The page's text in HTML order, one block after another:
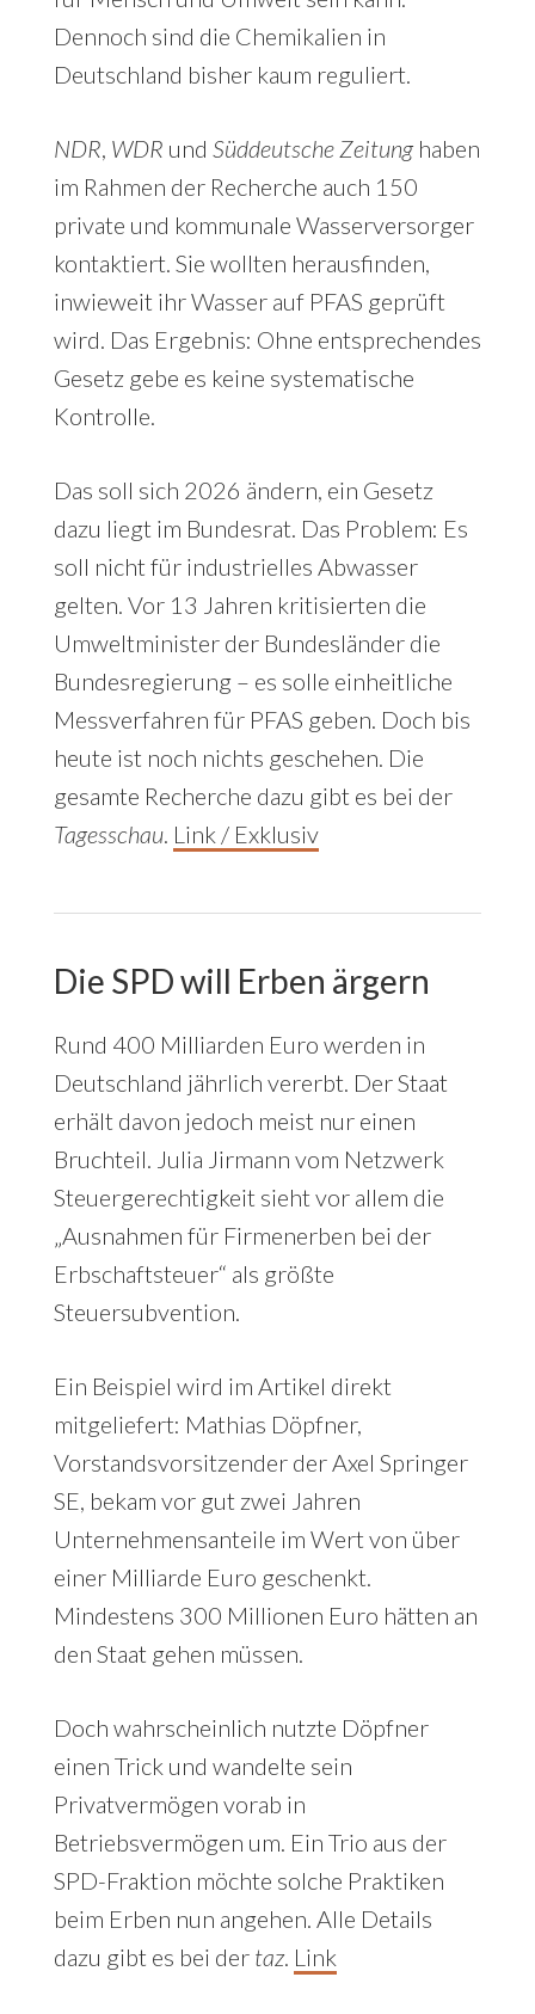
Dennoch sind die Chemikalien in
Deutschland bisher kaum reguliert.
NDR, WDR und Süddeutsche Zeitunghaben
im Rahmen der Recherche auch 150
private und kommunale Wasserversorger
kontaktiert. Sie wollten herausfinden,
inwieweit ihr Wasser auf PFAS geprüft
wird. Das Ergebnis: Ohne entsprechendes
Gesetz gebe es keine systematische
Kontrolle.
Das soll sich 2026 ändern, ein Gesetz
dazu liegt im Bundesrat. Das Problem: Es
soll nicht für industrielles Abwasser
gelten. Vor 13 Jahren kritisierten die
Umweltminister der Bundesländer die
Bundesregierung – es solle einheitliche
Messverfahren für PFAS geben. Doch bis
heute ist noch nichts geschehen. Die
gesamte Recherche dazu gibt es bei der
Tagesschau. Link / Exklusiv
Die SPD will Erben ärgern
Rund 400 Milliarden Euro werden in
Deutschland jährlich vererbt. Der Staat
erhält davon jedoch meist nur einen
Bruchteil. Julia Jirmann vom Netzwerk
Steuergerechtigkeit sieht vor allem die
„Ausnahmen für Firmenerben bei der
Erbschaftsteuer“ als größte
Steuersubvention.
Ein Beispiel wird im Artikel direkt
mitgeliefert: Mathias Döpfner,
Vorstandsvorsitzender der Axel Springer
SE, bekam vor gut zwei Jahren
Unternehmensanteile im Wert von über
einer Milliarde Euro geschenkt.
Mindestens 300 Millionen Euro hätten an
den Staat gehen müssen.
Doch wahrscheinlich nutzte Döpfner
einen Trick und wandelte sein
Privatvermögen vorab in
Betriebsvermögen um. Ein Trio aus der
SPD-Fraktion möchte solche Praktiken
beim Erben nun angehen. Alle Details
dazu gibt es bei der taz. Link